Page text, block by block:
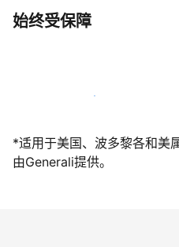
始终受保障
立即与我们一起迎接客人
*适用于美国、波多黎各和美
由Generali提供。